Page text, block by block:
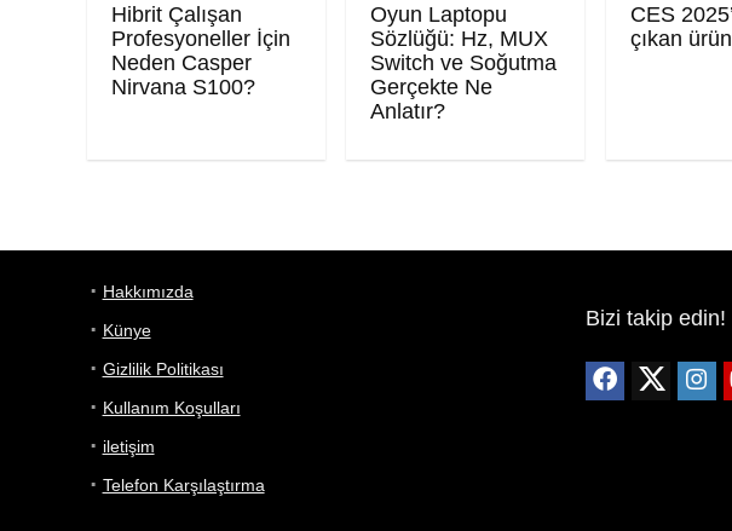
Hibrit Çalışan
Profesyoneller İçin
Neden Casper
Nirvana S100?
Oyun Laptopu
Sözlüğü: Hz, MUX
Switch ve Soğutma
Gerçekte Ne
Anlatır?
CES
çıkan
Hakkımızda
Künye
Gizlilik Politikası
Kullanım Koşulları
iletişim
Telefon Karşılaştırma
Bizi takip edin!